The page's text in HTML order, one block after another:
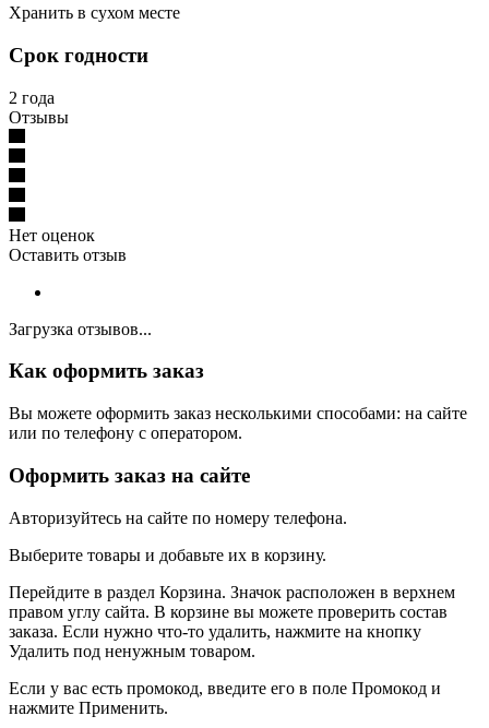
Хранить в сухом месте
Срок годности
2 года
Отзывы
Нет оценок
Оставить отзыв
Загрузка отзывов...
Как оформить заказ
Вы можете оформить заказ несколькими способами: на сайте
или по телефону с оператором.
Оформить заказ на сайте
Авторизуйтесь на сайте по номеру телефона.
Выберите товары и добавьте их в корзину.
Перейдите в раздел Корзина. Значок расположен в верхнем
правом углу сайта. В корзине вы можете проверить состав
заказа. Если нужно что-то удалить, нажмите на кнопку
Удалить под ненужным товаром.
Если у вас есть промокод, введите его в поле Промокод и
нажмите Применить.